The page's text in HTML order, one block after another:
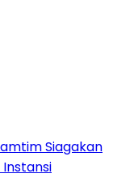
Siagakan